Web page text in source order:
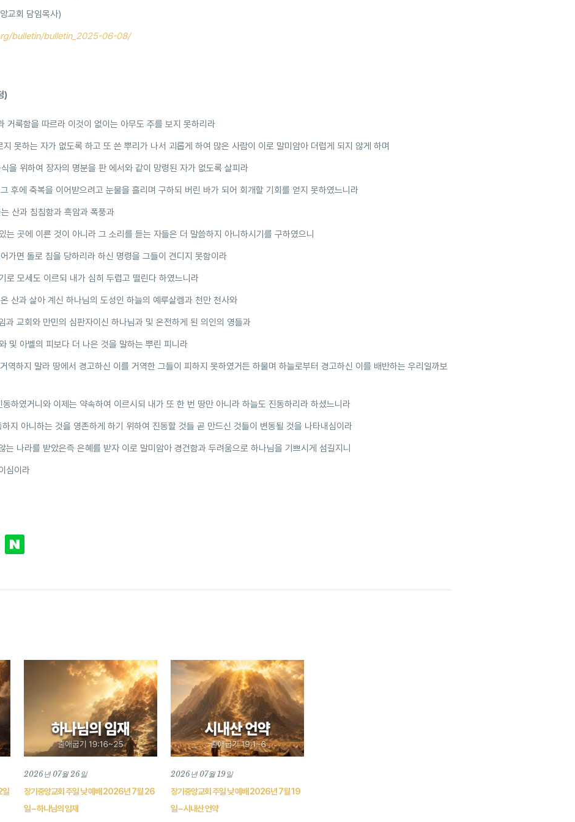
교회 담임목사)
bulletin/bulletin_2025-06-08/
)
거룩함을 따르라 이것이 없이는 아무도 주를 보지 못하리라
못하는 자가 없도록 하고 또 쓴 뿌리가 나서 괴롭게 하여 많은 사람이 이로 말미암아 더럽게 되지 않게 하며
을 위하여 장자의 명분을 판 에서와 같이 망령된 자가 없도록 살피라
후에 축복을 이어받으려고 눈물을 흘리며 구하되 버린 바가 되어 회개할 기회를 얻지 못하였느니라
산과 침침함과 흑암과 폭풍과
는 곳에 이른 것이 아니라 그 소리를 듣는 자들은 더 말씀하지 아니하시기를 구하였으니
가면 돌로 침을 당하리라 하신 명령을 그들이 견디지 못함이라
로 모세도 이르되 내가 심히 두렵고 떨린다 하였느니라
산과 살아 계신 하나님의 도성인 하늘의 예루살렘과 천만 천사와
과 교회와 만민의 심판자이신 하나님과 및 온전하게 된 의인의 영들과
및 아벨의 피보다 더 나은 것을 말하는 뿌린 피니라
역하지 말라 땅에서 경고하신 이를 거역한 그들이 피하지 못하였거든 하물며 하늘로부터 경고하신 이를 배반하는 우리일까보
하였거니와 이제는 약속하여 이르시되 내가 또 한 번 땅만 아니라 하늘도 진동하리라 하셨느니라
지 아니하는 것을 영존하게 하기 위하여 진동할 것들 곧 만드신 것들이 변동될 것을 나타내심이라
는 나라를 받았은즉 은혜를 받자 이로 말미암아 경건함과 두려움으로 하나님을 기쁘시게 섬길지니
심이라
일
2026년 07월 26일
장기중앙교회 주일 낮 예배 2026년 7월 26
일 – 하나님의 임재
2026년 07월 19일
장기중앙교회 주일 낮 예배 2026년 7월 19
일 – 시내산 언약